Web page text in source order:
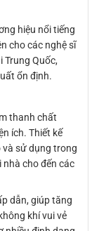
hiệu nổi tiếng
cho các nghệ sĩ
Trung Quốc,
ổn định.
thanh chất
ích. Thiết kế
và sử dụng trong
cho đến các
dẫn, giúp tăng
khí vui vẻ